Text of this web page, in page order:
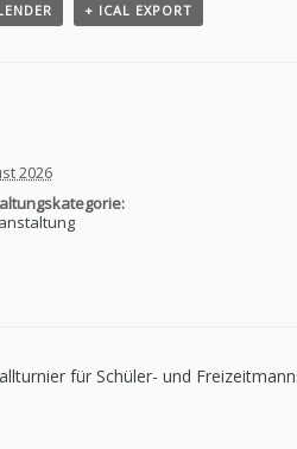
+ ICAL EXPORT
2026
für Schüler- und